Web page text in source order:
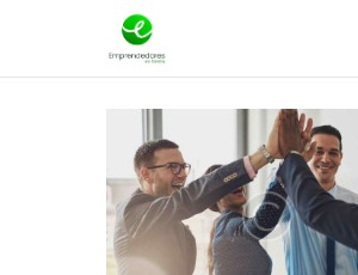
EMPRENDEDORES
PRESENTA TU
PROYECTO
SERVICIOS